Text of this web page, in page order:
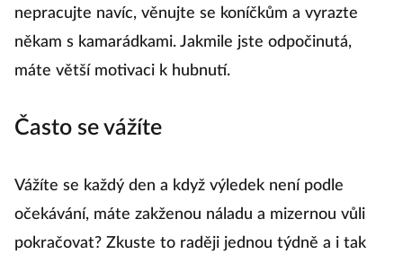
nepracujte navíc, věnujte se koníčkům a vyrazte
někam s kamarádkami. Jakmile jste odpočinutá,
máte větší motivaci k hubnutí.
Často se vážíte
Vážíte se každý den a když výledek není podle
očekávání, máte zakženou náladu a mizernou vůli
pokračovat? Zkuste to raději jednou týdně a i tak